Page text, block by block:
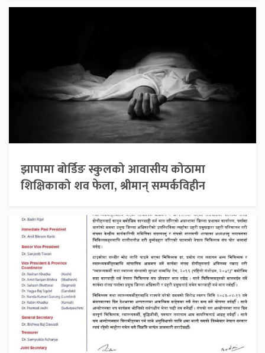
झापामा बोर्डिङ स्कुलको आवासीय कोठामा
शिक्षिकाको शव फेला, श्रीमान् सम्पर्कविहीन